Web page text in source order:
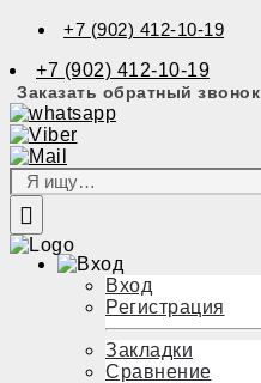
+7 (902) 412-10-19
+7 (902) 412-10-19
Заказать обратный звонок
Вход
Регистрация
Закладки
Сравнение